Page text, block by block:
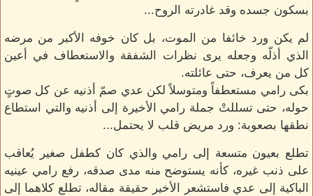
بسكون جسده وقد غادرته الروح...
لم يكن ورد خائفا من الموت، بل كان خوفه الأكبر من مرضه
الذي أذلّه وجعله يرى نظرات الشفقة والاستعطاف في أعين
كل من يعرف، حتى عائلته.
بكى رامي مستعطفاً ومتوسلاً لكن عدي صمّ أذنيه عن كل صوتٍ
حوله، حتى تسللتْ جملة رامي الأخيرة إلى أذنيه والتي استطاع
نطقها بصعوبة: ورد مريض قلب لا يحتمل...
تطلع بعيون متسعة إلى رامي والذي كان كطفل صغير يُعاقب
على ذنب غيره، كأنه يستوضح منه مدى صدقه، رفع رامي عينيه
الباكية إلى عدي فاستشعر الأخير حقيقة مقاله، تطلع كلاهما إلى